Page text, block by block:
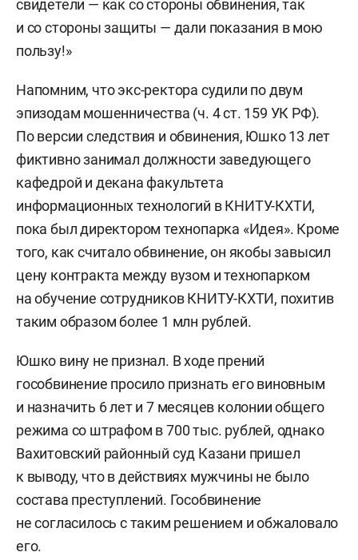
свидетели — как со стороны обвинения, так
и со стороны защиты — дали показания в мою
пользу!»
Напомним, что экс-ректора судили по двум
эпизодам мошенничества (ч. 4 ст. 159 УК РФ).
По версии следствия и обвинения, Юшко 13 лет
фиктивно занимал должности заведующего
кафедрой и декана факультета
информационных технологий в КНИТУ-КХТИ,
пока был директором технопарка «Идея». Кроме
того, как считало обвинение, он якобы завысил
цену контракта между вузом и технопарком
на обучение сотрудников КНИТУ-КХТИ, похитив
таким образом более 1 млн рублей.
Юшко вину не признал. В ходе прений
гособвинение просило признать его виновным
и назначить 6 лет и 7 месяцев колонии общего
режима со штрафом в 700 тыс. рублей, однако
Вахитовский районный суд Казани пришел
к выводу, что в действиях мужчины не было
состава преступлений. Гособвинение
не согласилось с таким решением и обжаловало
его.